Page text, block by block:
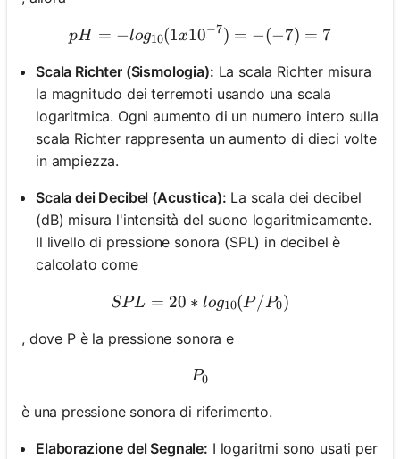
la Tua
Prima
pH = -log_{10}(1 x 10^{-
pH = −log10(1x10−7) = −(−7) = 7
Scala Richter (Sismologia): La scala Richter misura
la magnitudo dei terremoti usando una scala
logaritmica. Ogni aumento di un numero intero sulla
scala Richter rappresenta un aumento di dieci volte
in ampiezza.
Scala dei Decibel (Acustica): La scala dei decibel
(dB) misura l'intensità del suono logaritmicamente.
Il livello di pressione sonora (SPL) in decibel è
calcolato come
SPL = 20 * log_{10}(P/
SPL = 20 ∗ log10(P/P0)
, dove P è la pressione sonora e
P_0
P0
è una pressione sonora di riferimento.
Elaborazione del Segnale: I logaritmi sono usati per